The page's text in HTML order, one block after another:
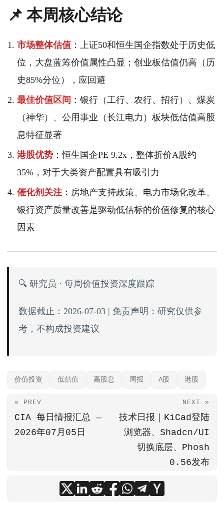
📌 本周核心结论
市场整体估值 ：上证50和恒生国企指数处于历史低
位，大盘蓝筹价值属性凸显；创业板估值仍高（历
史85%分位），应回避
最佳价值区间 ：银行（工行、农行、招行）、煤炭
（神华）、公用事业（长江电力）板块低估值高股
息特征显著
港股优势 ：恒生国企PE 9.2x，整体折价A股约
35%，对于大类资产配置具有吸引力
催化剂关注 ：房地产支持政策、电力市场化改革、
银行资产质量改善是驱动低估标的价值修复的核心
因素
🔍 研究员 · 每周价值投资深度跟踪
数据截止：2026-07-03 | 免责声明：研究仅供参
考，不构成投资建议
价值投资 低估值 高股息 周报 A股 港股
« PREV
CIA 每日情报汇总 —
2026年07月05日
NEXT »
技术日报｜KiCad登陆
浏览器、Shadcn/UI
切换底层、Phosh
0.56发布